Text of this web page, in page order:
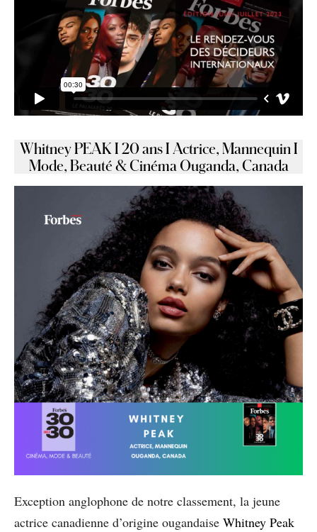
Whitney PEAK I 20 ans I Actrice, Mannequin I
Mode, Beauté & Cinéma Ouganda, Canada
Exception anglophone de notre classement, la jeune
actrice canadienne d’origine ougandaise Whitney Peak